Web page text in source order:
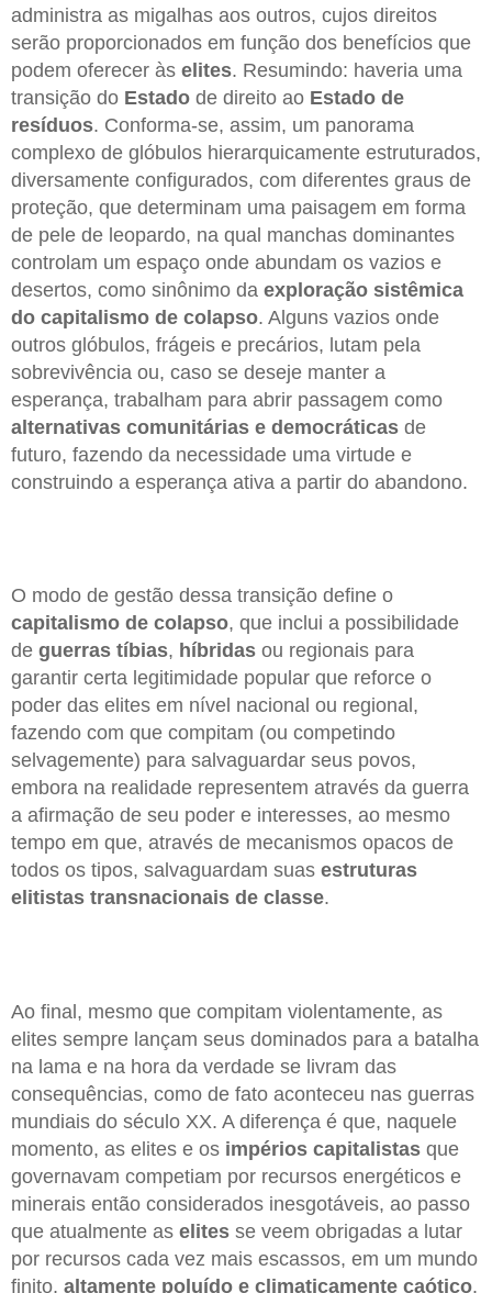
administra as migalhas aos outros, cujos direitos
serão proporcionados em função dos benefícios que
podem oferecer às elites. Resumindo: haveria uma
transição do Estado de direito ao Estado de
resíduos. Conforma-se, assim, um panorama
complexo de glóbulos hierarquicamente estruturados,
diversamente configurados, com diferentes graus de
proteção, que determinam uma paisagem em forma
de pele de leopardo, na qual manchas dominantes
controlam um espaço onde abundam os vazios e
desertos, como sinônimo da exploração sistêmica
do capitalismo de colapso. Alguns vazios onde
outros glóbulos, frágeis e precários, lutam pela
sobrevivência ou, caso se deseje manter a
esperança, trabalham para abrir passagem como
alternativas comunitárias e democráticas de
futuro, fazendo da necessidade uma virtude e
construindo a esperança ativa a partir do abandono.
O modo de gestão dessa transição define o
capitalismo de colapso, que inclui a possibilidade
de guerras tíbias, híbridas ou regionais para
garantir certa legitimidade popular que reforce o
poder das elites em nível nacional ou regional,
fazendo com que compitam (ou competindo
selvagemente) para salvaguardar seus povos,
embora na realidade representem através da guerra
a afirmação de seu poder e interesses, ao mesmo
tempo em que, através de mecanismos opacos de
todos os tipos, salvaguardam suas estruturas
elitistas transnacionais de classe.
Ao final, mesmo que compitam violentamente, as
elites sempre lançam seus dominados para a batalha
na lama e na hora da verdade se livram das
consequências, como de fato aconteceu nas guerras
mundiais do século XX. A diferença é que, naquele
momento, as elites e os impérios capitalistas que
governavam competiam por recursos energéticos e
minerais então considerados inesgotáveis, ao passo
que atualmente as elites se veem obrigadas a lutar
por recursos cada vez mais escassos, em um mundo
finito, altamente poluído e climaticamente caótico.